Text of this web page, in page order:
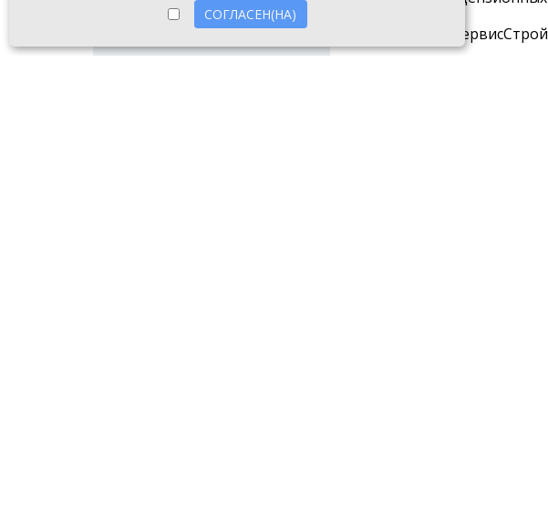
ООО УО
СОГЛАСЕН(НА)